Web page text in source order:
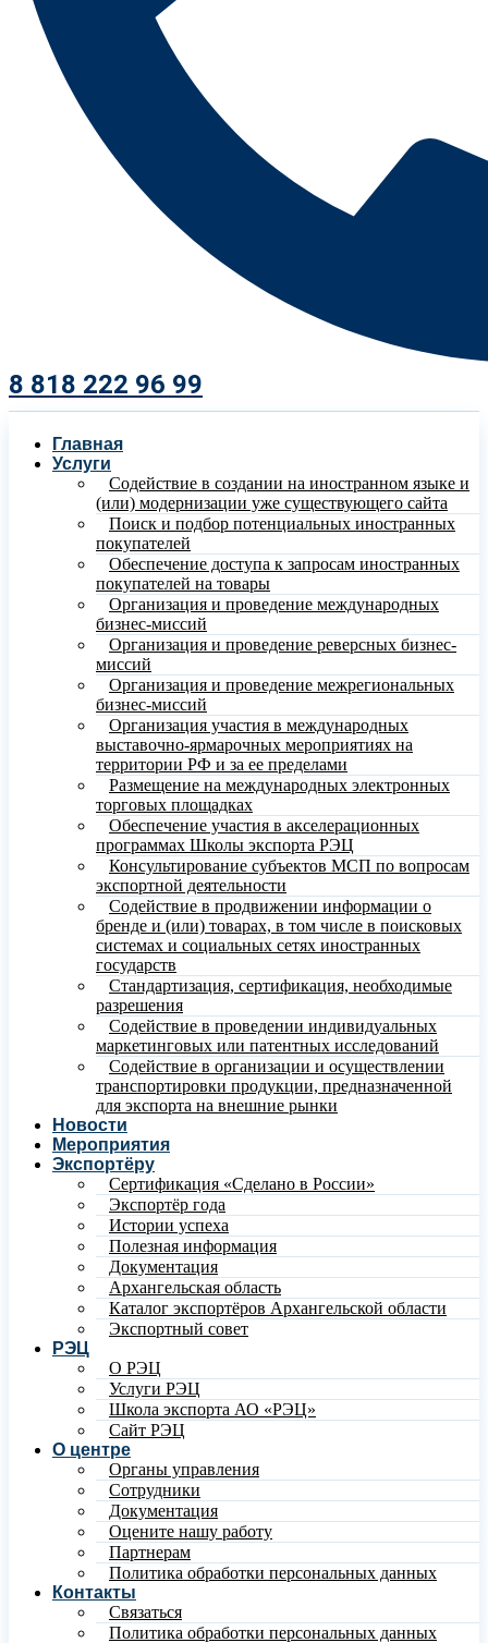
8 818 222 96 99​
Главная
Услуги
Содействие в создании на иностранном языке и
(или) модернизации уже существующего сайта
Поиск и подбор потенциальных иностранных
покупателей
Обеспечение доступа к запросам иностранных
покупателей на товары
Организация и проведение международных
бизнес-миссий
Организация и проведение реверсных бизнес-
миссий
Организация и проведение межрегиональных
бизнес-миссий
Организация участия в международных
выставочно-ярмарочных мероприятиях на
территории РФ и за ее пределами
Размещение на международных электронных
торговых площадках
Обеспечение участия в акселерационных
программах Школы экспорта РЭЦ
Консультирование субъектов МСП по вопросам
экспортной деятельности
Содействие в продвижении информации о
бренде и (или) товарах, в том числе в поисковых
системах и социальных сетях иностранных
государств
Стандартизация, сертификация, необходимые
разрешения
Содействие в проведении индивидуальных
маркетинговых или патентных исследований
Содействие в организации и осуществлении
транспортировки продукции, предназначенной
для экспорта на внешние рынки
Новости
Мероприятия
Экспортёру
Сертификация «Сделано в России»
Экспортёр года
Истории успеха
Полезная информация
Документация
Архангельская область
Каталог экспортёров Архангельской области
Экспортный совет
РЭЦ
О РЭЦ
Услуги РЭЦ
Школа экспорта АО «РЭЦ»
Сайт РЭЦ
О центре
Органы управления
Сотрудники
Документация
Оцените нашу работу
Партнерам
Политика обработки персональных данных
Контакты
Связаться
Политика обработки персональных данных